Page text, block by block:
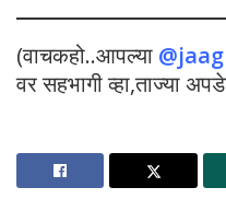
(वाचकहो..आपल्या
वर सहभागी व्हा,ताज्या